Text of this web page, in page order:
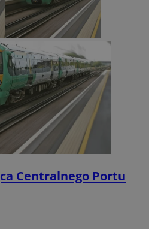
Centralnego Portu